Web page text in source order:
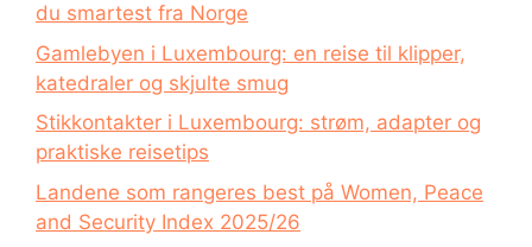
du smartest fra Norge
Gamlebyen i Luxembourg: en reise til klipper,
katedraler og skjulte smug
Stikkontakter i Luxembourg: strøm, adapter og
praktiske reisetips
Landene som rangeres best på Women, Peace
and Security Index 2025/26